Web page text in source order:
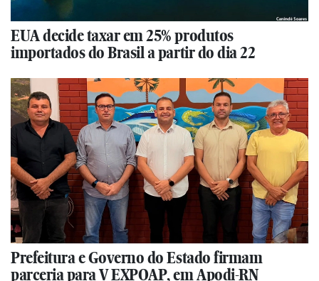
EUA decide taxar em 25% produtos
importados do Brasil a partir do dia 22
Prefeitura e Governo do Estado firmam
parceria para V EXPOAP, em Apodi-RN